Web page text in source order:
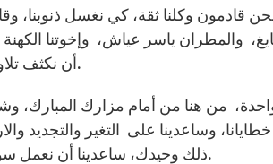
قادمون وكلنا ثقة، كي نغسل ذنوبنا،
والمطران ياسر عياش، وإخوتنا
أن نكثف تلاوة السبحة الوردية، إكراما لأفراح ولأحزان ولأمجاد أمنا البتول.
من هنا من أمام مزارك المبارك،
وساعدينا على التغير والتجديد
ذلك وحيدك، ساعدينا أن نعمل سوية على إنجاح سينودس الشرق أوسط مع رؤساءنا الروحيين.